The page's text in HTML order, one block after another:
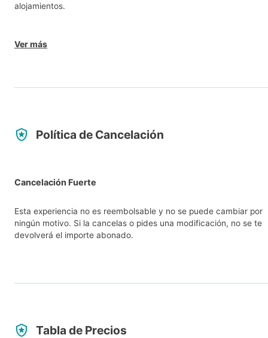
alojamientos.
Ver más
Política de Cancelación
Cancelación Fuerte
Esta experiencia no es reembolsable y no se puede cambiar por
ningún motivo. Si la cancelas o pides una modificación, no se te
devolverá el importe abonado.
Tabla de Precios